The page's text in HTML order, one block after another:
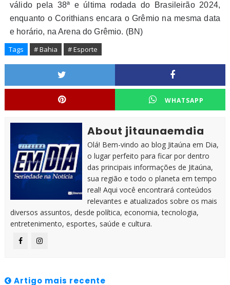
válido pela 38ª e última rodada do Brasileirão 2024,
enquanto o Corithians encara o Grêmio na mesma data
e horário, na Arena do Grêmio. (BN)
Tags # Bahia # Esporte
WHATSAPP
About jitaunaemdia
Olá! Bem-vindo ao blog Jitaúna em Dia,
o lugar perfeito para ficar por dentro
das principais informações de Jitaúna,
sua região e todo o planeta em tempo
real! Aqui você encontrará conteúdos
relevantes e atualizados sobre os mais
diversos assuntos, desde política, economia, tecnologia,
entretenimento, esportes, saúde e cultura.
Artigo mais recente